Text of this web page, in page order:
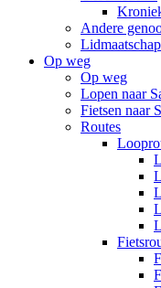
Andere
Lidmaatschap
Op weg
Op weg
Lopen naar
Fietsen naar
Routes